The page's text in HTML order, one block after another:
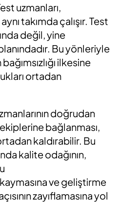
uzmanları,
takımda çalışır. Test
değil, yine
Bu yönleriyle
ilkesine
ortadan
doğrudan
bağlanması,
kaldırabilir. Bu
kalite odağının,
kaymasına vegeliştirme
zayıflamasına yol